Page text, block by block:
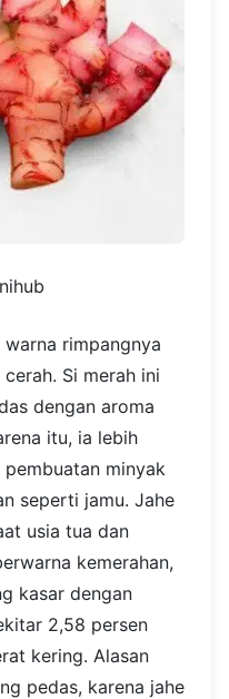
rimpangnya
Si merah ini
dengan aroma
itu, ia lebih
minyak
seperti jamu. Jahe
usia tua dan
kemerahan,
kasar dengan
2,58 persen
kering. Alasan
pedas, karena jahe